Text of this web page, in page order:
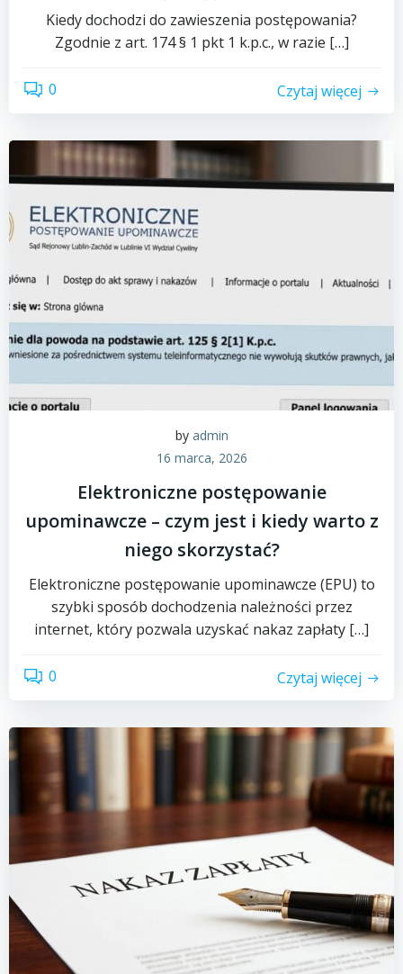
Kiedy dochodzi do zawieszenia postępowania?
Zgodnie z art. 174 § 1 pkt 1 k.p.c., w razie […]
0 Czytaj więcej
by admin
16 marca, 2026
Elektroniczne postępowanie
upominawcze – czym jest i kiedy warto z
niego skorzystać?
Elektroniczne postępowanie upominawcze (EPU) to
szybki sposób dochodzenia należności przez
internet, który pozwala uzyskać nakaz zapłaty […]
0 Czytaj więcej